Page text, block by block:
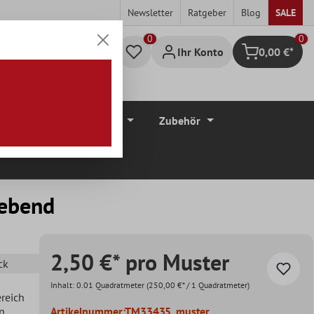
Newsletter Ratgeber Blog SALE
Ihr Konto Warenkorb
0
0,00 €*
Zubehör
2,50 €* pro Muster
Inhalt: 0.01 Quadratmeter (250,00 €* / 1 Quadratmeter)
Artikelnummer:TM33435_muster